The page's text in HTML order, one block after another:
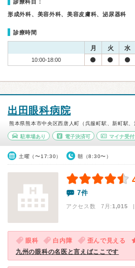
診療科目：
形成外科、美容外科、美容皮膚科、泌尿器科
診療時間
月 火 水
10:00-18:00
出田眼科病院
熊本県熊本市中央区西唐人町（呉服町駅、新町駅、
駐車場あり 電子決済可 マイナ受付
土曜（〜17:30） 朝（8:30〜）
7件
アクセス数 7月:1,015 |
眼科 白内障 歪んで見える
九州の眼科の名医と言えばここです